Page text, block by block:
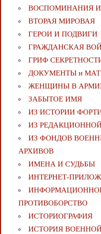
ВОСПОМИНАНИЯ И
ВТОРАЯ МИРОВАЯ
ГЕРОИ И ПОДВИГИ
ГРАЖДАНСКАЯ
ГРИФ
ДОКУМЕНТЫ и
ЖЕНЩИНЫ В
ЗАБЫТОЕ ИМЯ
ИЗ ИСТОРИИ
ИЗ
ИЗ ФОНДОВ
АРХИВОВ
ИМЕНА И СУДЬБЫ
ИНТЕРНЕТ-
ПРОТИВОБОРСТВО
ИСТОРИОГРАФИЯ
ИСТОРИЯ